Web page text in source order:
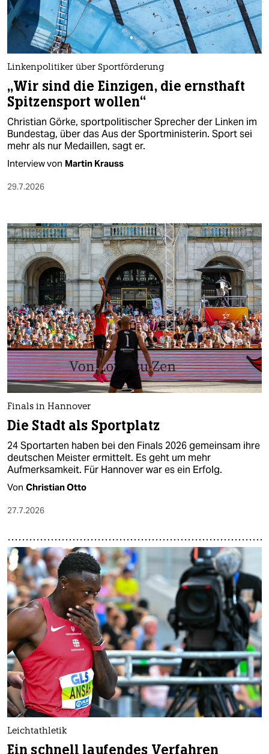
Linkenpolitiker über Sportförderung
„Wir sind die Einzigen, die ernsthaft
Spitzensport wollen“
Christian Görke, sportpolitischer Sprecher der Linken im
Bundestag, über das Aus der Sportministerin. Sport sei
mehr als nur Medaillen, sagt er.
Interview von Martin Krauss
29.7.2026
Finals in Hannover
Die Stadt als Sportplatz
24 Sportarten haben bei den Finals 2026 gemeinsam ihre
deutschen Meister ermittelt. Es geht um mehr
Aufmerksamkeit. Für Hannover war es ein Erfolg.
Von Christian Otto
27.7.2026
Leichtathletik
Ein schnell laufendes Verfahren